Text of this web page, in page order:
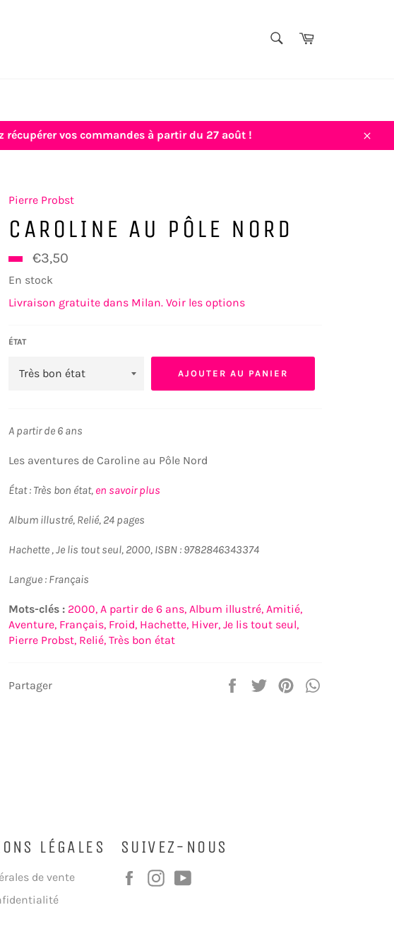
AUTEUR,Panier
vos commandes à partir du 27 août !
Close
Pierre Probst
CAROLINE AU PÔLE NORD
€3,50
En stock
Livraison gratuite dans Milan. Voir les options
ÉTAT
AJOUTER AU PANIER
A partir de 6 ans
Les aventures de Caroline au Pôle Nord
État : Très bon état, en savoir plus
Album illustré, Relié, 24 pages
Hachette , Je lis tout seul, 2000, ISBN : 9782846343374
Langue : Français
Mots-clés : 2000, A partir de 6 ans, Album illustré, Amitié,
Aventure, Français, Froid, Hachette, Hiver, Je lis tout seul,
Pierre Probst, Relié, Très bon état
Partager
PartagerTweeterÉpingler
LÉGALES
de vente
SUIVEZ-NOUS
FacebookInstagram